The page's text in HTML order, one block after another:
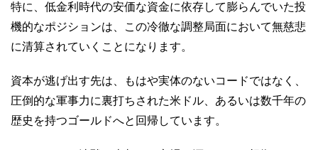
特に、低金利時代の安価な資金に依存して膨らんでいた投
機的なポジションは、この冷徹な調整局面において無慈悲
に清算されていくことになります。
資本が逃げ出す先は、もはや実体のないコードではなく、
圧倒的な軍事力に裏打ちされた米ドル、あるいは数千年の
歴史を持つゴールドへと回帰しています。